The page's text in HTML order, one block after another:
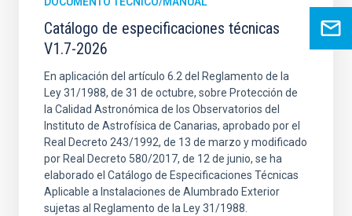
Catálogo de especificaciones técnicas
V1.7-2026
En aplicación del artículo 6.2 del Reglamento de la
Ley 31/1988, de 31 de octubre, sobre Protección de
la Calidad Astronómica de los Observatorios del
Instituto de Astrofísica de Canarias, aprobado por el
Real Decreto 243/1992, de 13 de marzo y modificado
por Real Decreto 580/2017, de 12 de junio, se ha
elaborado el Catálogo de Especificaciones Técnicas
Aplicable a Instalaciones de Alumbrado Exterior
sujetas al Reglamento de la Ley 31/1988.